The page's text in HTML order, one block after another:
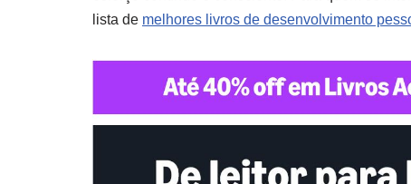
lista de melhores livros de desenvolvimento